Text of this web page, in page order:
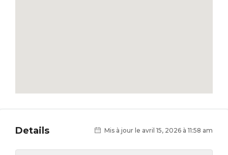
Details Mis à jour le avril 15, 2026 à 11:58 am